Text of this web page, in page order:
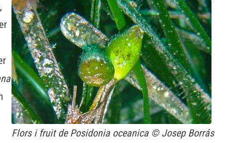
Flors i fruit de Posidonia oceanica © Josep Borrás